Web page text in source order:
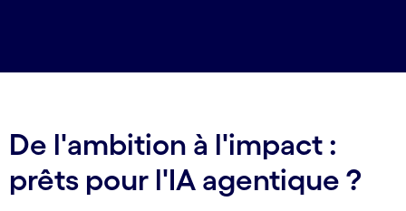
De l'ambition à l'impact :
prêts pour l'IA agentique ?